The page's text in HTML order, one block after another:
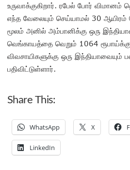
உருவாக்குகிறார். ரபேல் போர்
எந்த வேலையும் செய்யாமல் 30 ஆயிரம்
மூலம் அனில் அம்பானிக்கு ஒரு
வெங்காயத்தை வெறும் 1064
விவசாயிகளுக்கு ஒரு இந்தியாவையும்
பதிவிட்டுள்ளார்.
Share This:
WhatsApp X
LinkedIn